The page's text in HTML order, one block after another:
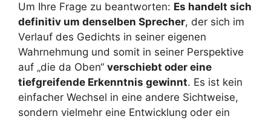
Um Ihre Frage zu beantworten: Es handelt sich
definitiv um denselben Sprecher, der sich im
Verlauf des Gedichts in seiner eigenen
Wahrnehmung und somit in seiner Perspektive
auf „die da Oben“ verschiebt oder eine
tiefgreifende Erkenntnis gewinnt. Es ist kein
einfacher Wechsel in eine andere Sichtweise,
sondern vielmehr eine Entwicklung oder ein